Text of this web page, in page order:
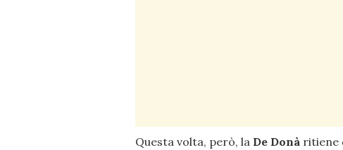
Questa volta, però, la De Donà ritiene